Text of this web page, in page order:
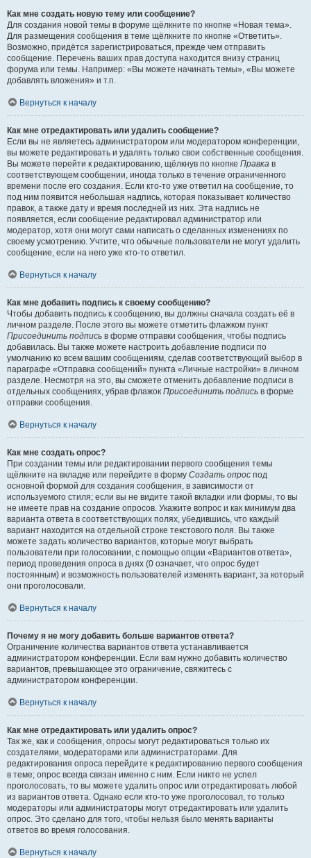
Как мне создать новую тему или сообщение?
Для создания новой темы в форуме щёлкните по кнопке «Новая тема».
Для размещения сообщения в теме щёлкните по кнопке «Ответить».
Возможно, придётся зарегистрироваться, прежде чем отправить
сообщение. Перечень ваших прав доступа находится внизу страниц
форума или темы. Например: «Вы можете начинать темы», «Вы можете
добавлять вложения» и т.п.
Вернуться к началу
Как мне отредактировать или удалить сообщение?
Если вы не являетесь администратором или модератором конференции,
вы можете редактировать и удалять только свои собственные сообщения.
Вы можете перейти к редактированию, щёлкнув по кнопке Правка в
соответствующем сообщении, иногда только в течение ограниченного
времени после его создания. Если кто-то уже ответил на сообщение, то
под ним появится небольшая надпись, которая показывает количество
правок, а также дату и время последней из них. Эта надпись не
появляется, если сообщение редактировал администратор или
модератор, хотя они могут сами написать о сделанных изменениях по
своему усмотрению. Учтите, что обычные пользователи не могут удалить
сообщение, если на него уже кто-то ответил.
Вернуться к началу
Как мне добавить подпись к своему сообщению?
Чтобы добавить подпись к сообщению, вы должны сначала создать её в
личном разделе. После этого вы можете отметить флажком пункт
Присоединить подпись в форме отправки сообщения, чтобы подпись
добавилась. Вы также можете настроить добавление подписи по
умолчанию ко всем вашим сообщениям, сделав соответствующий выбор в
параграфе «Отправка сообщений» пункта «Личные настройки» в личном
разделе. Несмотря на это, вы сможете отменить добавление подписи в
отдельных сообщениях, убрав флажок Присоединить подпись в форме
отправки сообщения.
Вернуться к началу
Как мне создать опрос?
При создании темы или редактировании первого сообщения темы
щёлкните на вкладке или перейдите в форму Создать опрос под
основной формой для создания сообщения, в зависимости от
используемого стиля; если вы не видите такой вкладки или формы, то вы
не имеете прав на создание опросов. Укажите вопрос и как минимум два
варианта ответа в соответствующих полях, убедившись, что каждый
вариант находится на отдельной строке текстового поля. Вы также
можете задать количество вариантов, которые могут выбрать
пользователи при голосовании, с помощью опции «Вариантов ответа»,
период проведения опроса в днях (0 означает, что опрос будет
постоянным) и возможность пользователей изменять вариант, за который
они проголосовали.
Вернуться к началу
Почему я не могу добавить больше вариантов ответа?
Ограничение количества вариантов ответа устанавливается
администратором конференции. Если вам нужно добавить количество
вариантов, превышающее это ограничение, свяжитесь с
администратором конференции.
Вернуться к началу
Как мне отредактировать или удалить опрос?
Так же, как и сообщения, опросы могут редактироваться только их
создателями, модераторами или администраторами. Для
редактирования опроса перейдите к редактированию первого сообщения
в теме; опрос всегда связан именно с ним. Если никто не успел
проголосовать, то вы можете удалить опрос или отредактировать любой
из вариантов ответа. Однако если кто-то уже проголосовал, то только
модераторы или администраторы могут отредактировать или удалить
опрос. Это сделано для того, чтобы нельзя было менять варианты
ответов во время голосования.
Вернуться к началу